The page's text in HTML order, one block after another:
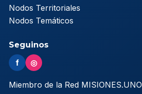
Nodos Territoriales
Nodos Temáticos
Seguinos
f ◎
Miembro de la Red MISIONES.UNO